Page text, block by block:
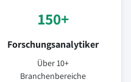
150+
Forschungsanalytiker
Über 10+
Branchenbereiche